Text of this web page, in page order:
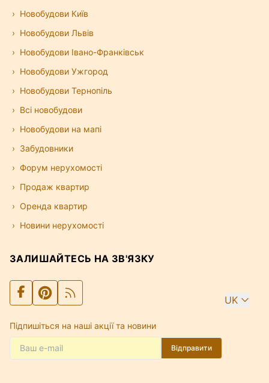
Новобудови Київ
Новобудови Львів
Новобудови Івано-Франківськ
Новобудови Ужгород
Новобудови Тернопіль
Всі новобудови
Новобудови на мапі
Забудовники
Форум нерухомості
Продаж квартир
Оренда квартир
Новини нерухомості
ЗАЛИШАЙТЕСЬ НА ЗВ'ЯЗКУ
UK
Підпишіться на наші акції та новини
Відправити